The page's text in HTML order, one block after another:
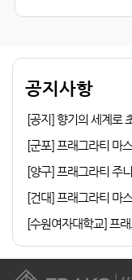
어코드를 발견하는
큘럼이 마음에 들었
든한 지원이 있어 자
공지사항
[공지] 향기의 세계로
[군포] 프래그라티 마
[양구] 프래그라티 주
[건대] 프래그라티 마
[수원여자대학교] 프